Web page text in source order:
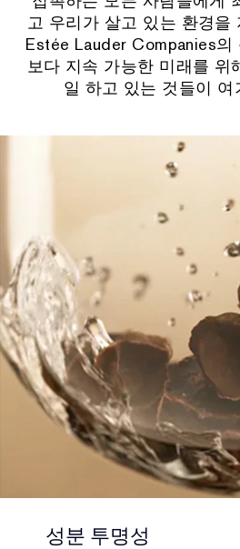
고 우리가 살고 있는 환경을
Estée Lauder Companies의
보다 지속 가능한 미래를 위
일 하고 있는 것들이 여
성분 투명성